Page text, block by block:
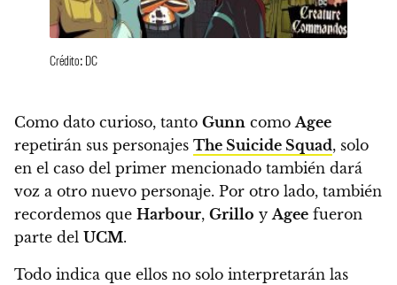
Crédito: DC
Como dato curioso, tanto Gunn comoAgee
repetirán sus personajes The Suicide Squad, solo
en el caso del primer mencionado también dará
voz a otro nuevo personaje. Por otro lado, también
recordemos que Harbour, Grillo yAgee fueron
parte del UCM.
Todo indica que ellos no solo interpretarán las